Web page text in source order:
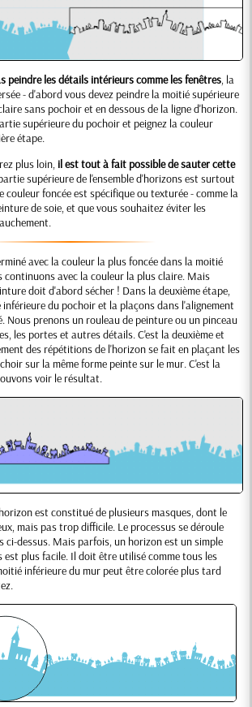
peindre les détails intérieurs comme les fenêtres, la
- d'abord vous devez peindre la moitié supérieure
sans pochoir et en dessous de la ligne d'horizon.
supérieure du pochoir et peignez la couleur
étape.
plus loin, il est tout à fait possible de sauter cette
supérieure de l'ensemble d'horizons est surtout
couleur foncée est spécifique ou texturée - comme la
de soie, et que vous souhaitez éviter les
avec la couleur la plus foncée dans la moitié
continuons avec la couleur la plus claire. Mais
doit d'abord sécher ! Dans la deuxième étape,
du pochoir et la plaçons dans l'alignement
Nous prenons un rouleau de peinture ou un pinceau
les portes et autres détails. C'est la deuxième et
des répétitions de l'horizon se fait en plaçant les
sur la même forme peinte sur le mur. C'est la
voir le résultat.
est constitué de plusieurs masques, dont le
mais pas trop difficile. Le processus se déroule
ci-dessus. Mais parfois, un horizon est un simple
est plus facile. Il doit être utilisé comme tous les
inférieure du mur peut être colorée plus tard